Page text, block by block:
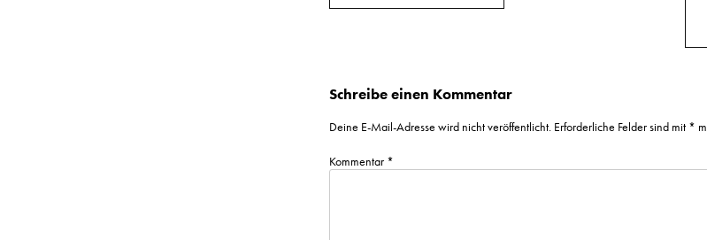
Schreibe einen Kommentar
Deine E-Mail-Adresse wird nicht veröffentlicht. Erforderliche Felder sind mit *
Kommentar *